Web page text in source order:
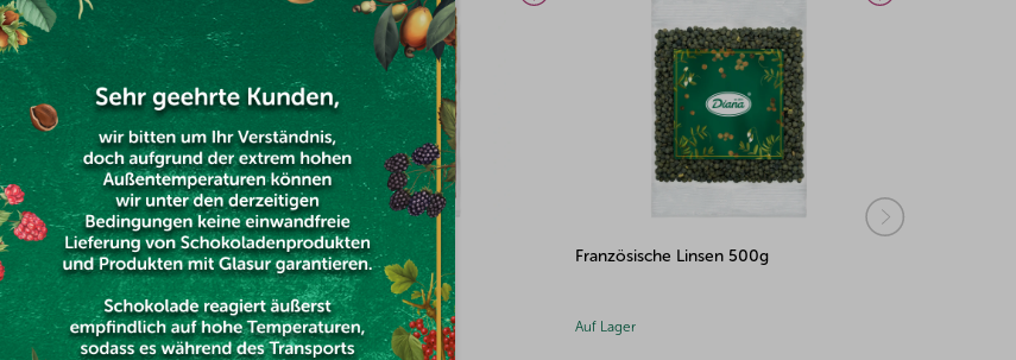
Dattelpaste 100% 1kg
(2x)
Auf Lager
Französische Linsen 500g